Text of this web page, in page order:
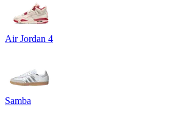
Air Jordan 4
Samba